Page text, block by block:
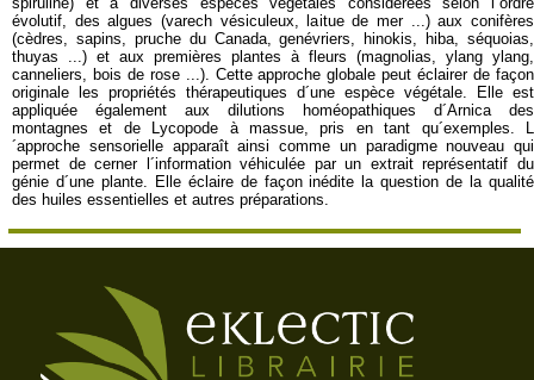
évolutif, des algues (varech vésiculeux, laitue de mer ...) aux conifères
(cèdres, sapins, pruche du Canada, genévriers, hinokis, hiba, séquoias,
thuyas ...) et aux premières plantes à fleurs (magnolias, ylang ylang,
canneliers, bois de rose ...). Cette approche globale peut éclairer de façon
originale les propriétés thérapeutiques d´une espèce végétale. Elle est
appliquée également aux dilutions homéopathiques d´Arnica des
montagnes et de Lycopode à massue, pris en tant qu´exemples. L
´approche sensorielle apparaît ainsi comme un paradigme nouveau qui
permet de cerner l´information véhiculée par un extrait représentatif du
génie d´une plante. Elle éclaire de façon inédite la question de la qualité
des huiles essentielles et autres préparations.